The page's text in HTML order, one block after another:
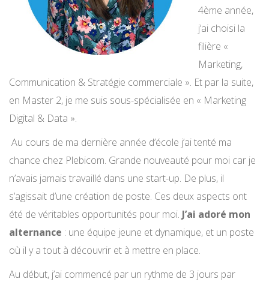
4ème année,
j’ai choisi la
filière «
Marketing,
Communication & Stratégie commerciale ». Et par la suite,
en Master 2, je me suis sous-spécialisée en « Marketing
Digital & Data ».
Au cours de ma dernière année d’école j’ai tenté ma
chance chez Plebicom. Grande nouveauté pour moi car je
n’avais jamais travaillé dans une start-up. De plus, il
s’agissait d’une création de poste. Ces deux aspects ont
été de véritables opportunités pour moi. J’ai adoré mon
alternance : une équipe jeune et dynamique, et un poste
où il y a tout à découvrir et à mettre en place.
Au début, j’ai commencé par un rythme de 3 jours par